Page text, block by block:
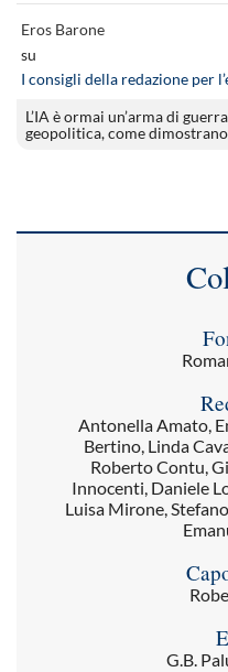
Eros Barone
su
I consigli della redazione per
L’IA è ormai un’arma di
geopolitica, come
Antonella Amato,
Bertino, Linda
Roberto Contu,
Innocenti, Daniele
Luisa Mirone,
G.B.